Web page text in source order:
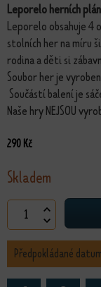
Leporelo herních
Leporelo obsahuje
stolních her na míru
rodina a děti si
Soubor her je
Součástí balení je
Naše hry NEJSOU
290 Kč
Skladem
4 veselé hry množství
Předpokládané